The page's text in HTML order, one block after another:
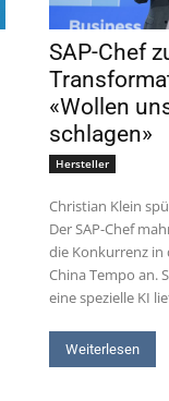
SAP-Chef
«Wollen
schlagen»
Hersteller
Christian Klein
Der SAP-Chef
die Konkurrenz in
China Tempo an.
eine spezielle KI
Weiterlesen